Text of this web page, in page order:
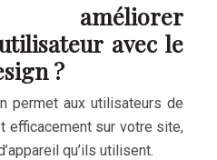
améliorer
avec le
?
permet aux utilisateurs de
efficacement sur votre site,
qu’ils utilisent.